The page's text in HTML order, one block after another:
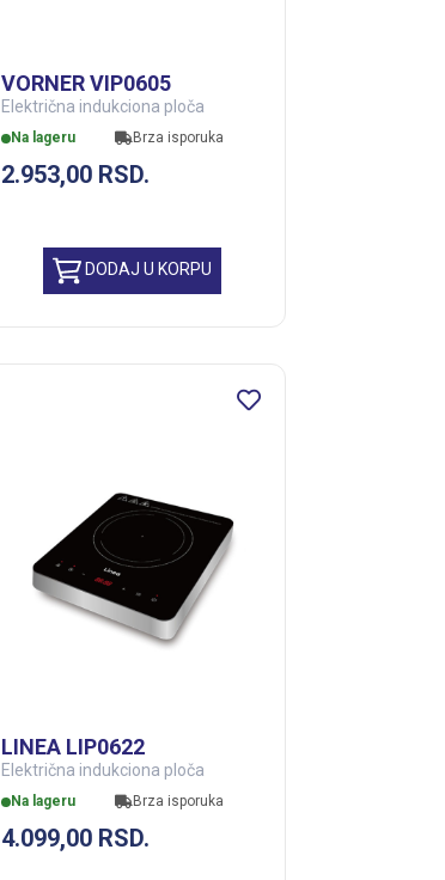
VORNER VIP0605
Električna indukciona ploča
Na lageru Brza isporuka
2.953,00 RSD.
DODAJ U KORPU
LINEA LIP0622
Električna indukciona ploča
Na lageru Brza isporuka
4.099,00 RSD.